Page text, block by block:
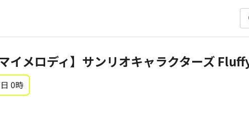
マイメロディ】サンリオキャラクターズ
0時